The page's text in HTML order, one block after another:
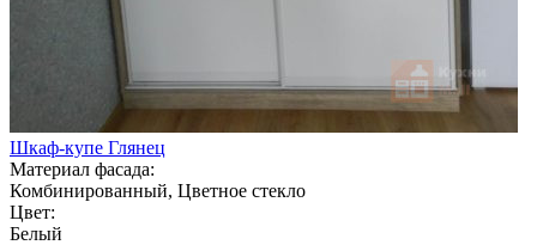
Шкаф-купе Глянец
Материал фасада:
Комбинированный, Цветное стекло
Цвет:
Белый